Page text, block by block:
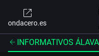
ondacero.es
INFORMATIVOS ÁLAVA